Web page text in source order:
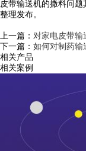
皮带输送机的撒料问题
整理发布。
上一篇： 对家电皮带输
下一篇： 如何对制药输
相关产品
相关案例